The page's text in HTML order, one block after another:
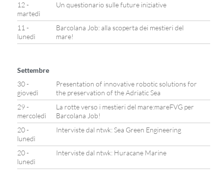
12 -
martedì
Un questionario sulle future iniziative
11 -
lunedì
Barcolana Job: alla scoperta dei mestieri del
mare!
Settembre
30 -
giovedì
Presentation of innovative robotic solutions for
the preservation of the Adriatic Sea
29 -
mercoledì
La rotte verso i mestieri del mare:mareFVG per
Barcolana Job!
20 -
lunedì
Interviste dal ntwk: Sea Green Engineering
20 -
lunedì
Interviste dal ntwk: Huracane Marine